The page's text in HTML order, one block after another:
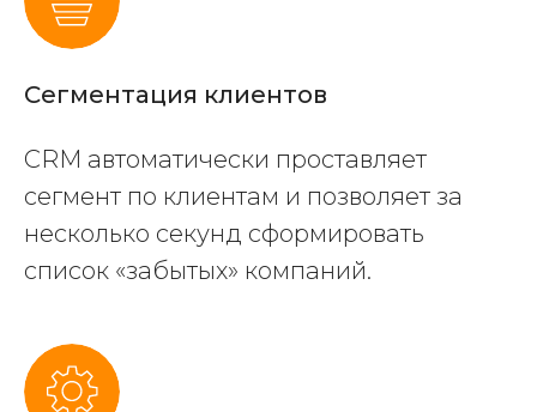
Сегментация клиентов
CRM автоматически проставляет
сегмент по клиентам и позволяет за
несколько секунд сформировать
список «забытых» компаний.